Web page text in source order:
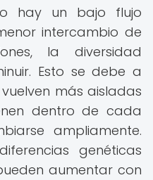
hay un bajo flujo
intercambio de
la diversidad
Esto se debe a
más aisladas
dentro de cada
ampliamente.
genéticas
aumentar con